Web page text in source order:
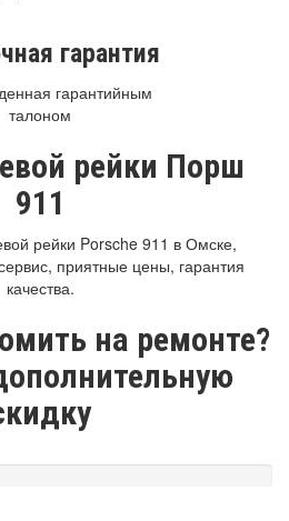
гарантия
гарантийным
талоном
рейки Порш
911
рейки Porsche 911 в Омске,
приятные цены, гарантия
качества.
на ремонте?